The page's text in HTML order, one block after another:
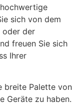
sich von dem
oder der
freuen Sie sich
Ihrer
breite Palette von
Geräte zu haben.